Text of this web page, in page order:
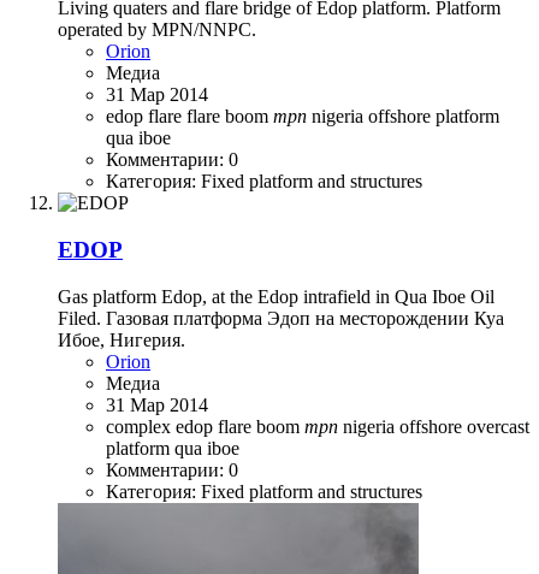
Living quaters and flare bridge of Edop platform. Platform
operated by MPN/NNPC.
Orion
Медиа
31 Мар 2014
edop flare flare boom mpn nigeria offshore platform
qua iboe
Комментарии: 0
Категория: Fixed platform and structures
EDOP
Gas platform Edop, at the Edop intrafield in Qua Iboe Oil
Filed. Газовая платформа Эдоп на месторождении Куа
Ибое, Нигерия.
Orion
Медиа
31 Мар 2014
complex edop flare boom mpn nigeria offshore overcast
platform qua iboe
Комментарии: 0
Категория: Fixed platform and structures